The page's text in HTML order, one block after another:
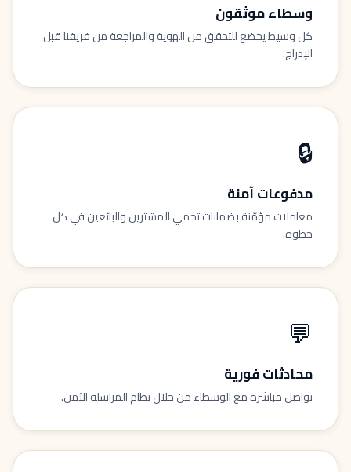
وسطاء موثقون
كل وسيط يخضع للتحقق من الهوية والمراجعة من فريقنا قبل
الإدراج.
🔒
مدفوعات آمنة
معاملات مؤمّنة بضمانات تحمي المشترين والبائعين في كل
خطوة.
💬
محادثات فورية
تواصل مباشرة مع الوسطاء من خلال نظام المراسلة الآمن.